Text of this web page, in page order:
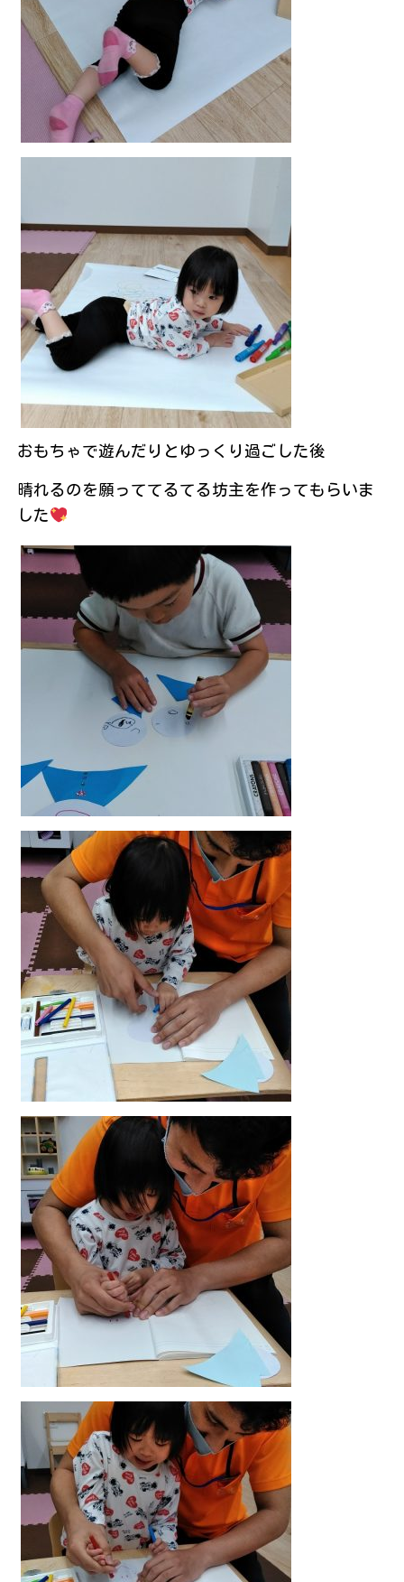
おもちゃで遊んだりとゆっくり過ごした後
晴れるのを願っててるてる坊主を作ってもらいま
した